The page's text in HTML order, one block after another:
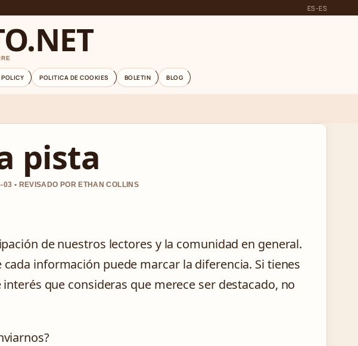
ES-ES
POLITICA DE COOKIES BOLETIN BLOG
pista
• REVISADO POR ETHAN COLLINS
de nuestros lectores y la comunidad en general.
información puede marcar la diferencia. Si tienes
que consideras que merece ser destacado, no